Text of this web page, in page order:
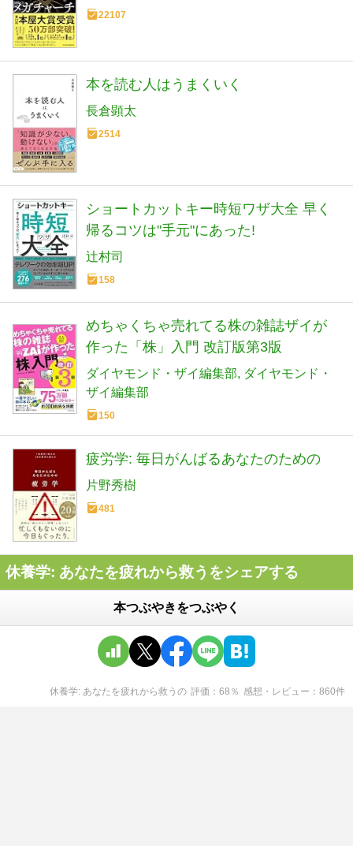
22107
本を読む人はうまくいく
長倉顕太
2514
ショートカットキー時短ワザ大全 早く
帰るコツは"手元"にあった!
辻村司
158
めちゃくちゃ売れてる株の雑誌ザイが
作った「株」入門 改訂版第3版
ダイヤモンド・ザイ編集部
ダイヤモンド・
ザイ編集部
150
疲労学: 毎日がんばるあなたのための
片野秀樹
481
休養学: あなたを疲れから救うをシェアする
本つぶやきをつぶやく
休養学: あなたを疲れから救う の 評価 68 ％ 感想・レビュー 860件